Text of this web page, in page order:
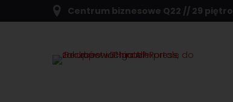
Centrum biznesowe Q22 // 29 piętro